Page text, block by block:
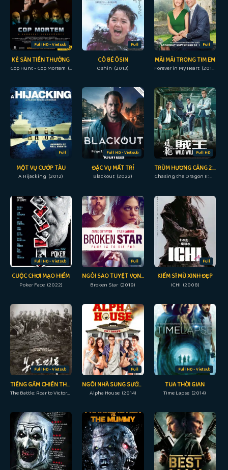
Full HD - Vietsub
KẺ SĂN TIỀN THƯỞNG
Cop Hunt - Cop Mortem (2016)
Full
CÔ BÉ ÔSIN
Oshin (2013)
Full
MÃI MÃI TRONG TIM EM
Forever in My Heart (2019)
Full
MỘT VỤ CƯỚP TÀU
A Hijacking (2012)
Full HD - Vietsub
ĐẶC VỤ MẤT TRÍ
Blackout (2022)
Full HD
TRÙM HƯƠNG CẢNG 2: TRUY LONG
Chasing the Dragon II: Wild Wild Bunch (2019)
Full HD - Vietsub
CUỘC CHƠI MẠO HIỂM
Poker Face (2022)
Full
NGÔI SAO TUYỆT VỌNG
Broken Star (2019)
Full
KIẾM SĨ MÙ XINH ĐẸP
ICHI (2008)
Full HD - Vietsub
TIẾNG GẦM CHIẾN THẮNG
The Battle: Roar to Victory (2019)
Full
NGÔI NHÀ SUNG SƯỚNG
Alpha House (2014)
Full HD - Vietsub
TUA THỜI GIAN
Time Lapse (2014)